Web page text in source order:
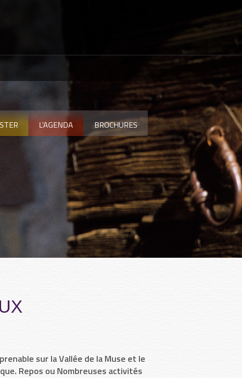
L'AGENDA BROCHURES
sur la Vallée de la Muse et le
Repos ou Nombreuses activités